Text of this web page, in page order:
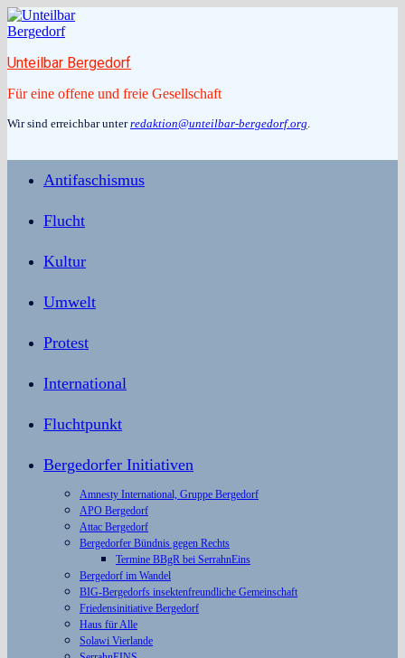
Zum
Inhalt
Unteilbar Bergedorf
Für eine offene und freie Gesellschaft
Wir sind erreichbar unterredaktion@unteilbar-bergedorf.org.
Antifaschismus
Flucht
Kultur
Umwelt
Protest
International
Fluchtpunkt
Bergedorfer Initiativen
Amnesty International, Gruppe Bergedorf
APO Bergedorf
Attac Bergedorf
Bergedorfer Bündnis gegen Rechts
Termine BBgR bei SerrahnEins
Bergedorf im Wandel
BIG-Bergedorfs insektenfreundliche Gemeinschaft
Friedensinitiative Bergedorf
Haus für Alle
Solawi Vierlande